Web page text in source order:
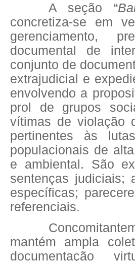
A seção “
concretiza-se em
gerenciamento,
documental de
conjunto de
extrajudicial e
envolvendo a
prol de grupos
vítimas de violação
pertinentes às
populacionais de
e ambiental. São
sentenças judiciais;
específicas;
referenciais.
mantém ampla
documentação